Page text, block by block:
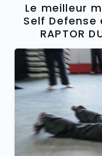
Le meilleur
Self Defense
RAPTOR